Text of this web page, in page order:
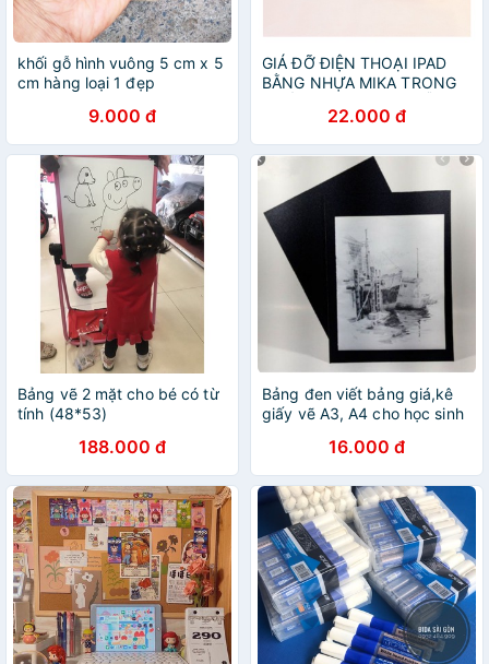
khối gỗ hình vuông 5 cm x 5
cm hàng loại 1 đẹp
9.000 đ
GIÁ ĐỠ ĐIỆN THOẠI IPAD
BẰNG NHỰA MIKA TRONG
THƯƠNG22.000 đ
Bảng vẽ 2 mặt cho bé có từ
tính (48*53)
188.000 đ
Bảng đen viết bảng giá,kê
giấy vẽ A3, A4 cho học sinh
16.000 đ